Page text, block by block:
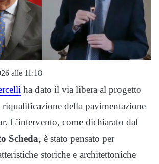
alle 11:18
ha dato il via libera al progetto
riqualificazione della pavimentazione
L’intervento, come dichiarato dal
Scheda, è stato pensato per
storiche e architettoniche